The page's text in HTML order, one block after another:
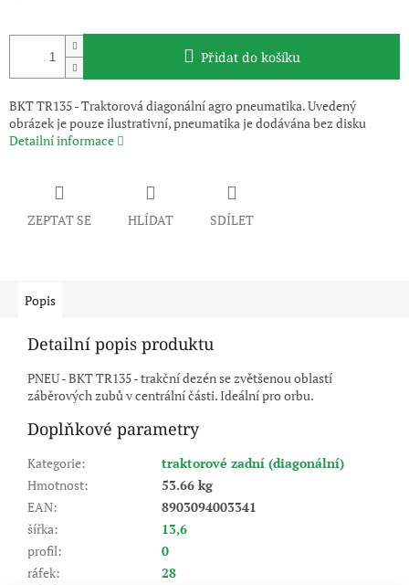
Přidat do košíku
BKT TR135 - Traktorová diagonální agro pneumatika. Uvedený
obrázek je pouze ilustrativní, pneumatika je dodávána bez disku
Detailní informace
ZEPTAT SE HLÍDAT SDÍLET
Popis
Detailní popis produktu
PNEU - BKT TR135 - trakční dezén se zvětšenou oblastí
záběrových zubů v centrální části. Ideální pro orbu.
Doplňkové parametry
Kategorie:
traktorové zadní (diagonální)
Hmotnost:
53.66 kg
EAN:
8903094003341
šířka:
13,6
profil:
0
ráfek:
28